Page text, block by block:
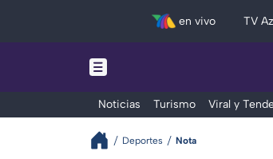
en vivo TV
Noticias Turismo Viral y
Deportes Nota